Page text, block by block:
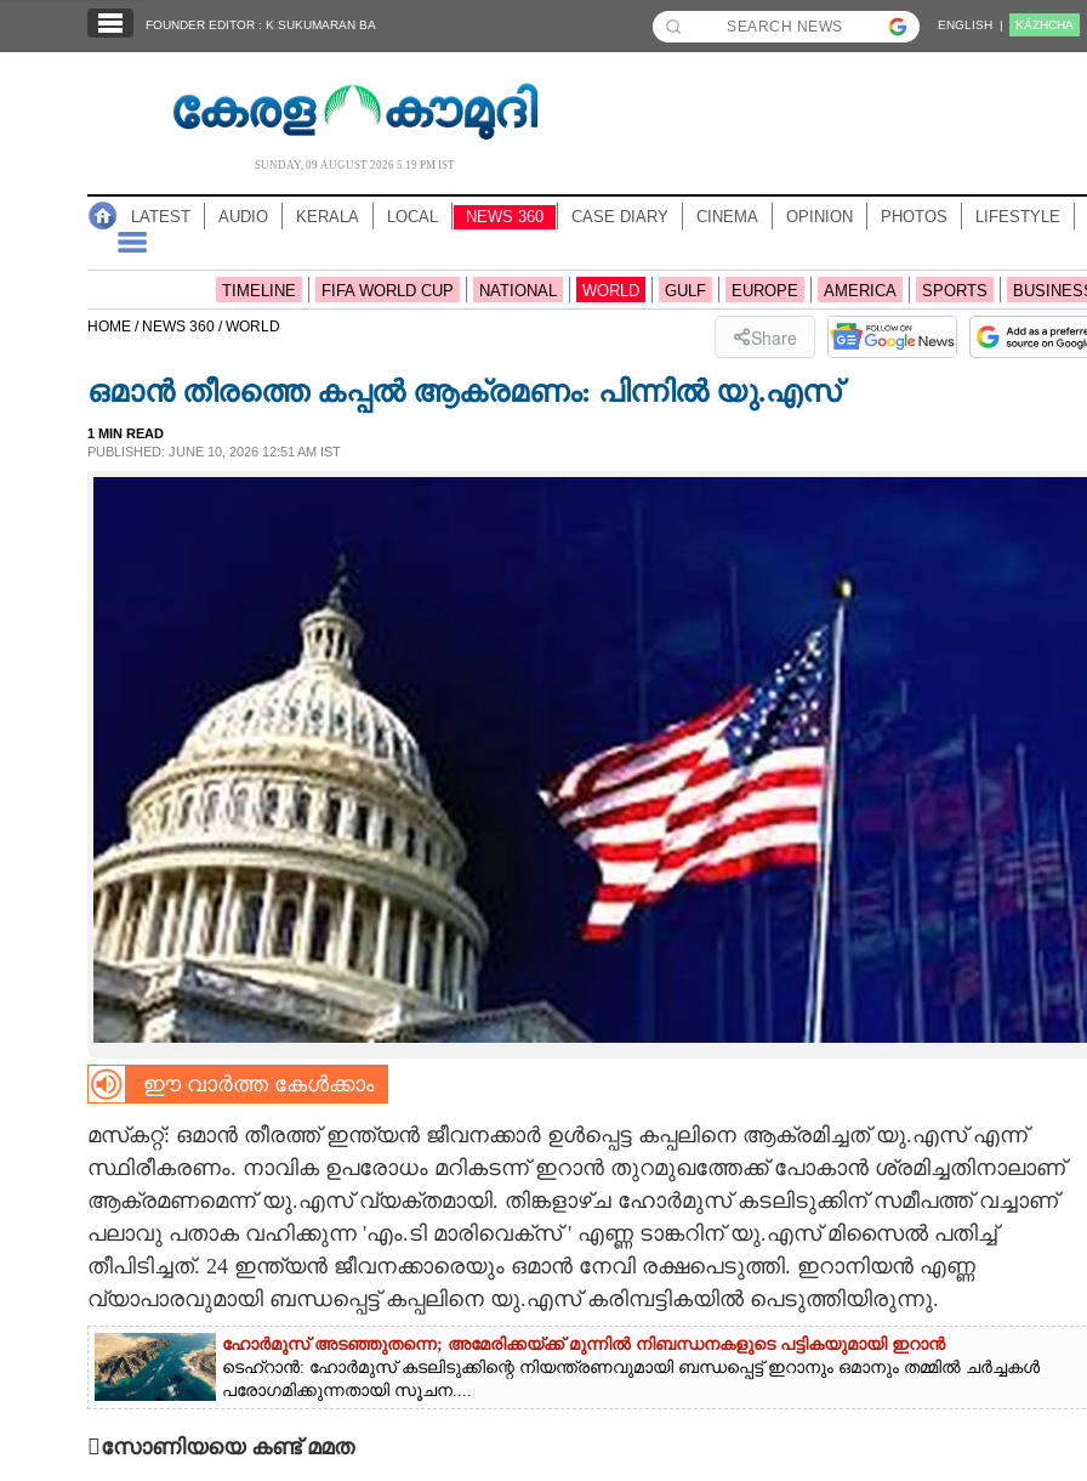
NOTIFIED NEWS
SPIRITUAL
CARTOONS
LITERATURE
CONTACT US
FOUNDER EDITOR : K SUKUMARAN BA ENGLISH | KĀZHCHA
SUNDAY, 09 AUGUST 2026 5.19 PM IST
LATEST AUDIO KERALA LOCAL NEWS 360 CASE DIARY CINEMA OPINION PHOTOS LIFESTYLE
TIMELINE FIFA WORLD CUP NATIONAL WORLD GULF EUROPE AMERICA SPORTS
HOME / NEWS 360 /WORLD Share
ഒമാൻ തീരത്തെ കപ്പൽ ആക്രമണം: പിന്നിൽ യു.എസ്
1 MIN READ
PUBLISHED: JUNE 10, 2026 12:51 AM IST
ഈ വാർത്ത കേൾക്കാം
മസ്‌കറ്റ്: ഒമാൻ തീരത്ത് ഇന്ത്യൻ ജീവനക്കാർ ഉൾപ്പെട്ട കപ്പലിനെ ആക്രമിച്ചത് യു.എസ് എന്ന്
സ്ഥിരീകരണം. നാവിക ഉപരോധം മറികടന്ന് ഇറാൻ തുറമുഖത്തേക്ക് പോകാൻ ശ്രമിച്ചതിനാലാണ്
ആക്രമണമെന്ന് യു.എസ് വ്യക്തമായി. തിങ്കളാഴ്ച ഹോർമുസ് കടലിടുക്കിന് സമീപത്ത് വച്ചാണ്
പലാവു പതാക വഹിക്കുന്ന 'എം.ടി മാരിവെക്സ് ' എണ്ണ ടാങ്കറിന് യു.എസ് മിസൈൽ പതിച്ച്
തീപിടിച്ചത്. 24 ഇന്ത്യൻ ജീവനക്കാരെയും ഒമാൻ നേവി രക്ഷപെടുത്തി. ഇറാനിയൻ എണ്ണ
വ്യാപാരവുമായി ബന്ധപ്പെട്ട് കപ്പലിനെ യു.എസ് കരിമ്പട്ടികയിൽ പെടുത്തിയിരുന്നു.
ഹോർമുസ് അടഞ്ഞുതന്നെ; അമേരിക്കയ്‌ക്ക് മുന്നിൽ നിബന്ധനകളുടെ പട്ടികയുമായി ഇറാൻ
ടെഹ്റാൻ: ഹോർമുസ് കടലിടുക്കിന്റെ നിയന്ത്രണവുമായി ബന്ധപ്പെട്ട് ഇറാനും ഒമാനും തമ്മിൽ ചർച്ചകൾ
പരോഗമിക്കുന്നതായി സൂചന....
സോ​ണി​യ​യെ​ ​ക​ണ്ട് ​മ​മത